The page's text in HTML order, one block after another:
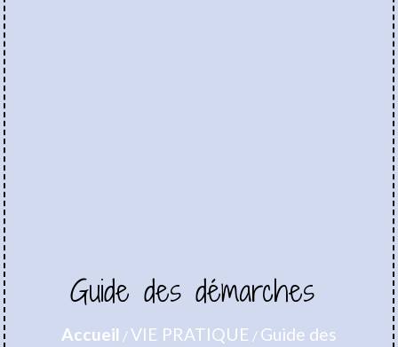
Guide des démarches
Accueil /VIE PRATIQUE / Guide des